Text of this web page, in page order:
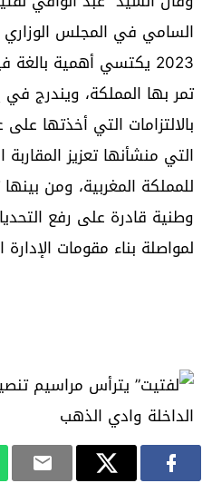
2023 يكتسي أهمية
تمر بها المملكة، ويندرج في
بالالتزامات التي أخذتها على
التي منشأنها تعزيز المقاربة
للمملكة المغربية، ومن
وطنية قادرة على رفع
لمواصلة بناء مقومات الإدارة